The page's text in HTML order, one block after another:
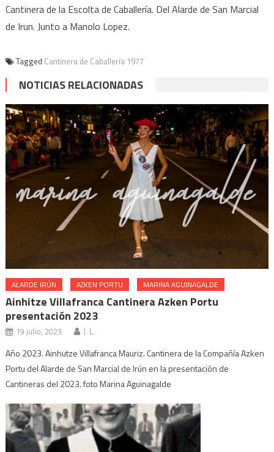
Cantinera de la Escolta de Caballería. Del Alarde de San Marcial
de Irun. Junto a Manolo Lopez.
Tagged Cantinera de Caballería 1977
NOTICIAS RELACIONADAS
ALARDE IRÚN AZKEN PORTU MARINA AGUINAGALDE
Ainhitze Villafranca Cantinera Azken Portu
presentación 2023
19 julio, 2023 J. L.
Año 2023. Ainhutze Villafranca Mauriz. Cantinera de la Compañía Azken
Portu del Alarde de San Marcial de Irún en la presentación de
Cantineras del 2023. foto Marina Aguinagalde